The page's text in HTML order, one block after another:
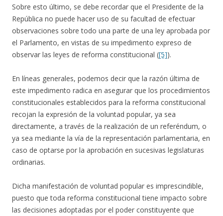
Sobre esto último, se debe recordar que el Presidente de la
República no puede hacer uso de su facultad de efectuar
observaciones sobre todo una parte de una ley aprobada por
el Parlamento, en vistas de su impedimento expreso de
observar las leyes de reforma constitucional ([5]).
En líneas generales, podemos decir que la razón última de
este impedimento radica en asegurar que los procedimientos
constitucionales establecidos para la reforma constitucional
recojan la expresión de la voluntad popular, ya sea
directamente, a través de la realización de un referéndum, o
ya sea mediante la vía de la representación parlamentaria, en
caso de optarse por la aprobación en sucesivas legislaturas
ordinarias.
Dicha manifestación de voluntad popular es imprescindible,
puesto que toda reforma constitucional tiene impacto sobre
las decisiones adoptadas por el poder constituyente que